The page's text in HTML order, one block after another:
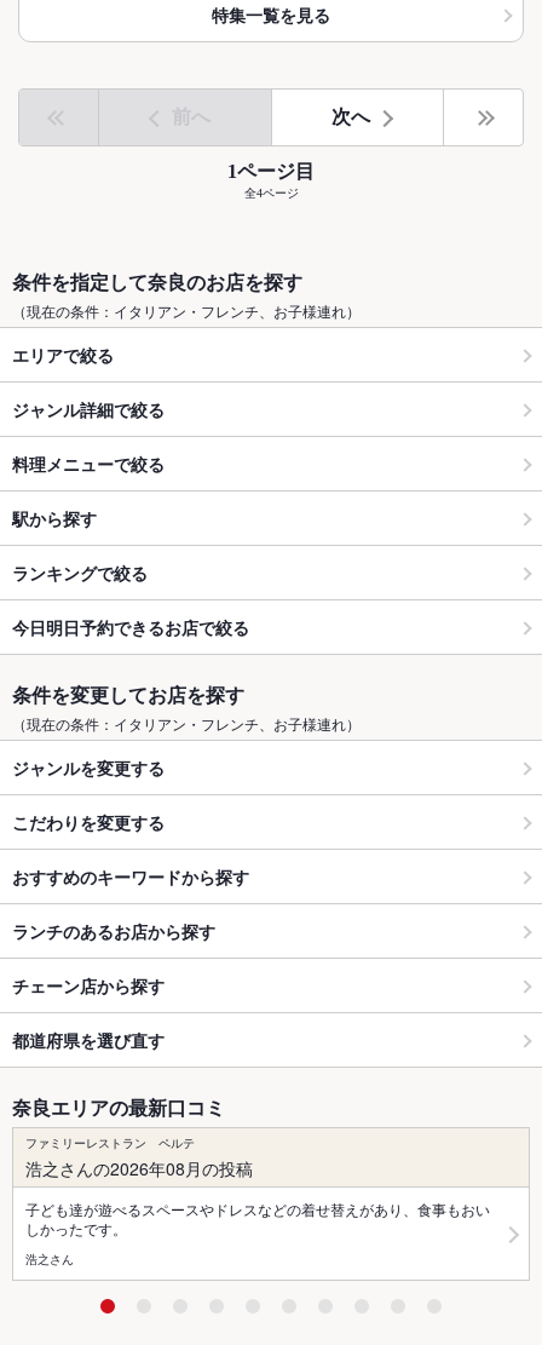
特集一覧を見る
前へ 次へ
1ページ目
全4ページ
条件を指定して奈良のお店を探す
（現在の条件：イタリアン・フレンチ、お子様連れ）
エリアで絞る
ジャンル詳細で絞る
料理メニューで絞る
駅から探す
ランキングで絞る
今日明日予約できるお店で絞る
条件を変更してお店を探す
（現在の条件：イタリアン・フレンチ、お子様連れ）
ジャンルを変更する
こだわりを変更する
おすすめのキーワードから探す
ランチのあるお店から探す
チェーン店から探す
都道府県を選び直す
奈良エリアの最新口コミ
ファミリーレストラン ペルテ
浩之さんの2026年08月の投稿
子ども達が遊べるスペースやドレスなどの着せ替えがあり、食事もおい
しかったです。
浩之さん